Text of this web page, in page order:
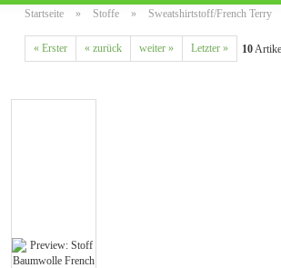
Baumwolle gemustert
Startseite » Stoffe » Sweatshirtstoff/French Terry
« Erster « zurück weiter » Letzter » 10